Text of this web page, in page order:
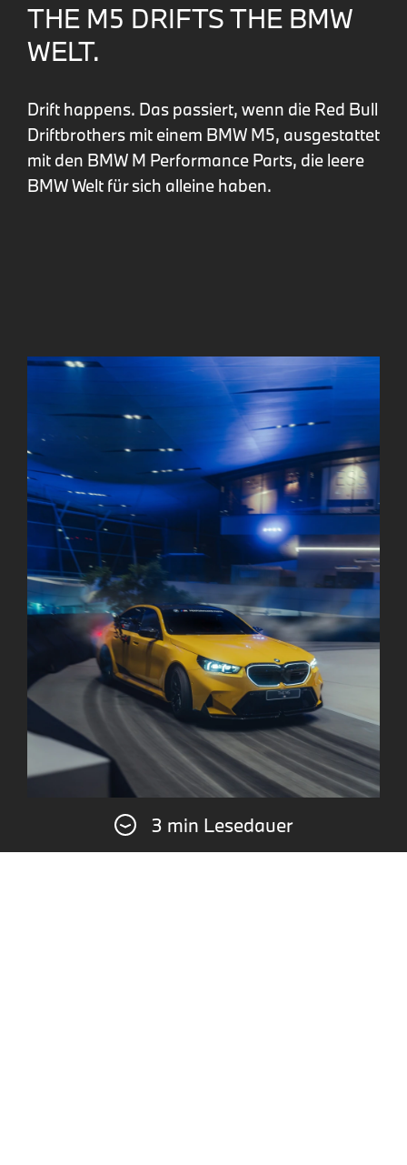
3 min Lesedauer
THE M5 DRIFTS THE BMW
WELT.
Drift happens. Das passiert, wenn die Red Bull
Driftbrothers mit einem BMW M5, ausgestattet
mit den BMW M Performance Parts, die leere
BMW Welt für sich alleine haben.